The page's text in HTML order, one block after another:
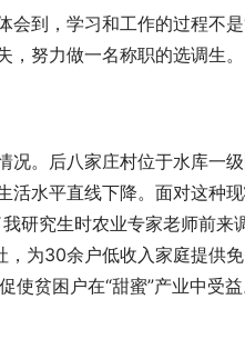
到，学习和工作的过程不
努力做一名称职的选调生。
。后八家庄村位于水库一
水平直线下降。面对这种
研究生时农业专家老师前来
为30余户低收入家庭提供
贫困户在“甜蜜”产业中受益